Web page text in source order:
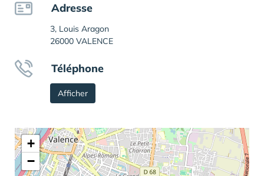
Adresse
3, Louis Aragon
26000 VALENCE
Téléphone
Afficher
+
−